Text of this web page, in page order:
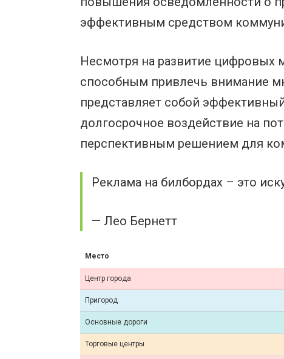
эффективным средством
Несмотря на развитие
способным привлечь внимание
представляет собой
долгосрочное воздействие на
перспективным решением для
Реклама на билбордах – это
— Лео Бернетт
Место
Центр города
Пригород
Основные дороги
Торговые центры